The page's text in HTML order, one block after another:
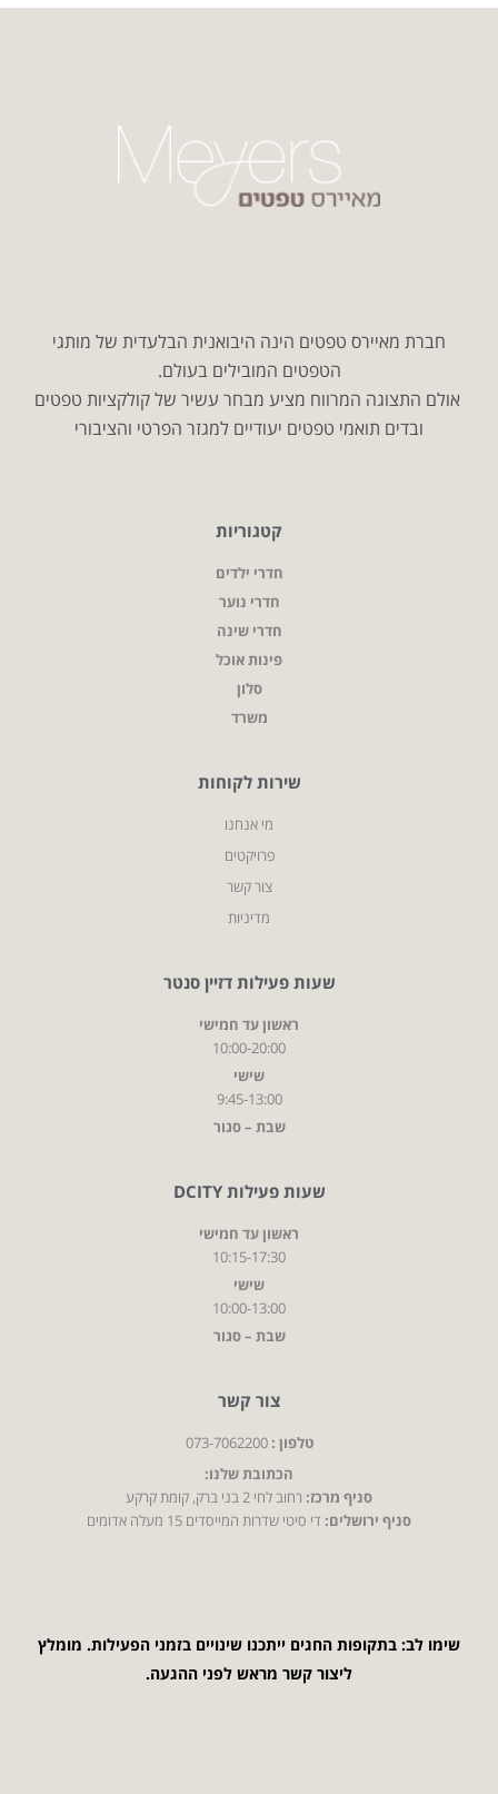
חברת מאיירס טפטים הינה היבואנית הבלעדית של מותגי
הטפטים המובילים בעולם.
אולם התצוגה המרווח מציע מבחר עשיר של קולקציות טפטים
ובדים תואמי טפטים יעודיים למגזר הפרטי והציבורי
קטגוריות
חדרי ילדים
חדרי נוער
חדרי שינה
פינות אוכל
סלון
משרד
שירות לקוחות
מי אנחנו
פרויקטים
צור קשר
מדיניות
שעות פעילות דזיין סנטר
ראשון עד חמישי
10:00-20:00
שישי
9:45-13:00
שבת – סגור
שעות פעילות DCITY
ראשון עד חמישי
10:15-17:30
שישי
10:00-13:00
שבת – סגור
צור קשר
טלפון : 073-7062200
הכתובת שלנו:
סניף מרכז:רחוב לחי 2 בני ברק, קומת קרקע
סניף ירושלים:די סיטי שדרות המייסדים 15 מעלה אדומים
שימו לב: בתקופות החגים ייתכנו שינויים בזמני הפעילות. מומלץ
ליצור קשר מראש לפני ההגעה.